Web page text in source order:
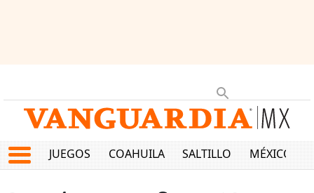
JUEGOS COAHUILA SALTILLO MÉXICO